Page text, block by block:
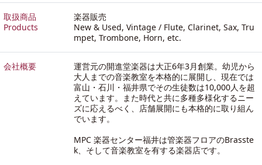
取扱商品
Products
楽器販売
New & Used, Vintage / Flute, Clarinet, Sax, Tru
mpet, Trombone, Horn, etc.
会社概要
運営元の開進堂楽器は大正6年3月創業。幼児から
大人までの音楽教室を本格的に展開し、現在では
富山・石川・福井県でその生徒数は10,000人を超
えています。また時代と共に多種多様化するニー
ズに応えるべく、店舗展開にも本格的に取り組ん
でいます。
MPC 楽器センター福井は管楽器フロアのBrasste
k、そして音楽教室を有する楽器店です。